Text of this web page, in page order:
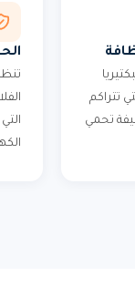
تتراكم
تحمي